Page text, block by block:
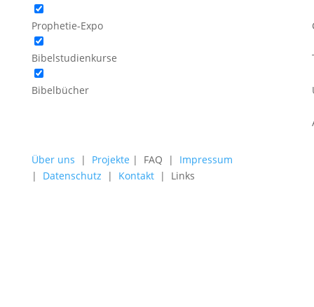
Prophetie-Expo
Bibelstudienkurse
Bibelbücher
Über uns | Projekte | FAQ | Impressum
| Datenschutz | Kontakt| Links